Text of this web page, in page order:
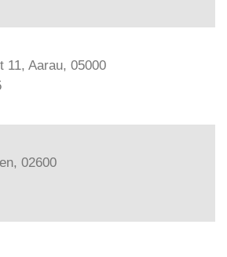
11, Aarau, 05000
02600